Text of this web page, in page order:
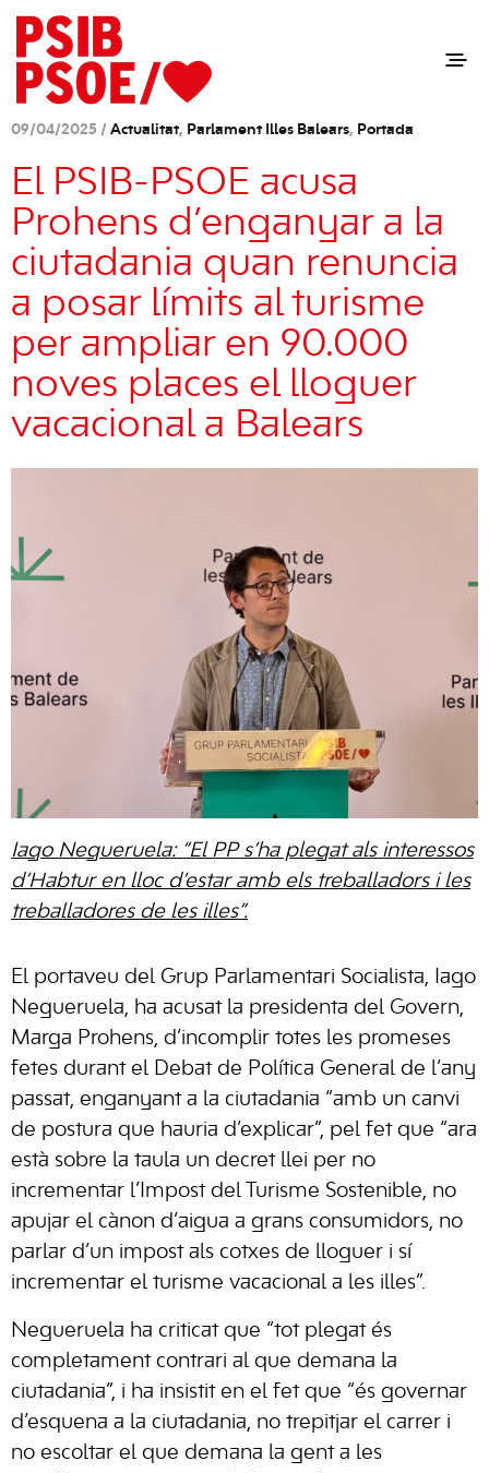
09/04/2025 / Actualitat, Parlament Illes Balears, Portada
El PSIB-PSOE acusa
Prohens d’enganyar a la
ciutadania quan renuncia
a posar límits al turisme
per ampliar en 90.000
noves places el lloguer
vacacional a Balears
Iago Negueruela: “El PP s’ha plegat als interessos
d’Habtur en lloc d’estar amb els treballadors i les
treballadores de les illes”.
El portaveu del Grup Parlamentari Socialista, Iago
Negueruela, ha acusat la presidenta del Govern,
Marga Prohens, d’incomplir totes les promeses
fetes durant el Debat de Política General de l’any
passat, enganyant a la ciutadania “amb un canvi
de postura que hauria d’explicar”, pel fet que “ara
està sobre la taula un decret llei per no
incrementar l’Impost del Turisme Sostenible, no
apujar el cànon d’aigua a grans consumidors, no
parlar d’un impost als cotxes de lloguer i sí
incrementar el turisme vacacional a les illes”.
Negueruela ha criticat que “tot plegat és
completament contrari al que demana la
ciutadania”, i ha insistit en el fet que “és governar
d’esquena a la ciutadania, no trepitjar el carrer i
no escoltar el que demana la gent a les